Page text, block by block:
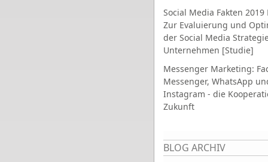
Social Media Fakten 2019
Zur Evaluierung und
der Social Media
Unternehmen [Studie]
Messenger Marketing:
Messenger, WhatsApp
Instagram - die
Zukunft
BLOG ARCHIV
Seiten